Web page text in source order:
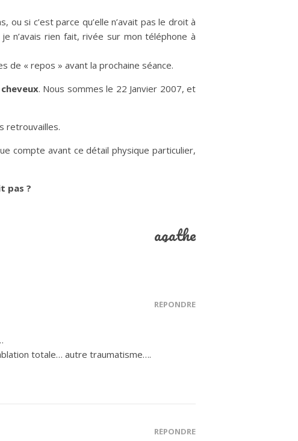
ou si c’est parce qu’elle n’avait pas le droit à
n’avais rien fait, rivée sur mon téléphone à
de « repos » avant la prochaine séance.
. Nous sommes le 22 Janvier 2007, et
retrouvailles.
compte avant ce détail physique particulier,
pas ?
agathe
RÉPONDRE
totale… autre traumatisme….
RÉPONDRE